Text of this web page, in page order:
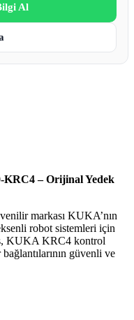
Al
KRC4 – Orijinal Yedek
markası KUKA’nın
robot sistemleri için
KUKA KRC4 kontrol
güvenli ve